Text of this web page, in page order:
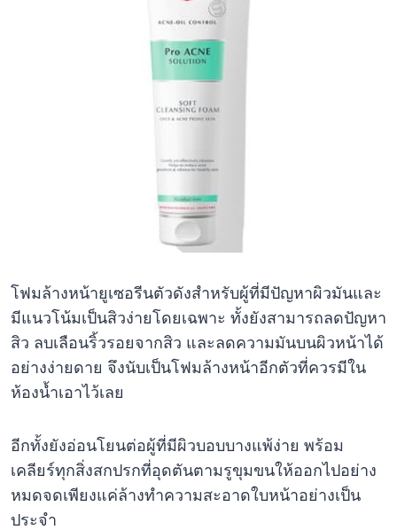
โฟมล้างหน้ายูเซอรีนตัวดังสำหรับผู้ที่มีปัญหาผิวมันและ
มีแนวโน้มเป็นสิวง่ายโดยเฉพาะ ทั้งยังสามารถลดปัญหา
สิว ลบเลือนริ้วรอยจากสิว และลดความมันบนผิวหน้าได้
อย่างง่ายดาย จึงนับเป็นโฟมล้างหน้าอีกตัวที่ควรมีใน
ห้องน้ำเอาไว้เลย
อีกทั้งยังอ่อนโยนต่อผู้ที่มีผิวบอบบางแพ้ง่าย พร้อม
เคลียร์ทุกสิ่งสกปรกที่อุดตันตามรูขุมขนให้ออกไปอย่าง
หมดจดเพียงแค่ล้างทำความสะอาดใบหน้าอย่างเป็น
ประจำ